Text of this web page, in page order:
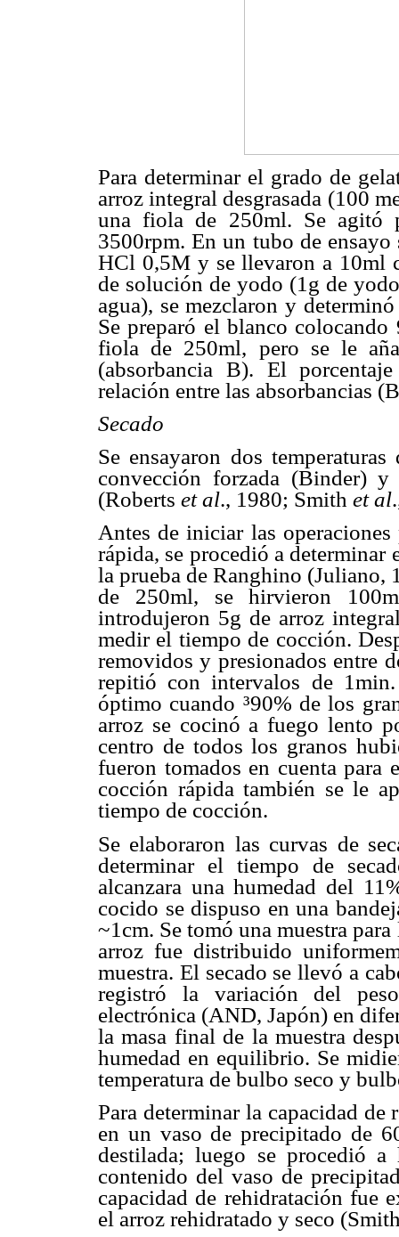
Para determinar el grado de
arroz integral desgrasada (100
una fiola de 250ml. Se
3500rpm. En un tubo de
HCl 0,5M y se llevaron a 10ml
de solución de yodo (1g de
agua), se mezclaron y
Se preparó el blanco
fiola de 250ml, pero se le
(absorbancia B). El
relación entre las absorbancias
Secado
Se ensayaron dos
convección forzada (Binder)
(Roberts et al., 1980; Smith et al
Antes de iniciar las
rápida, se procedió a
la prueba de Ranghino (Juliano,
de 250ml, se hirvieron
introdujeron 5g de arroz
medir el tiempo de cocción.
removidos y presionados entre
repitió con intervalos de
óptimo cuando ³90% de los
arroz se cocinó a fuego lento
centro de todos los granos
fueron tomados en cuenta
cocción rápida también se le
tiempo de cocción.
Se elaboraron las curvas de
determinar el tiempo de
alcanzara una humedad del
cocido se dispuso en una
~1cm. Se tomó una muestra
arroz fue distribuido
muestra. El secado se llevó a
registró la variación del
electrónica (AND, Japón) en
la masa final de la muestra
humedad en equilibrio. Se
temperatura de bulbo seco y
Para determinar la capacidad
en un vaso de precipitado de
destilada; luego se procedió
contenido del vaso de
capacidad de rehidratación fue
el arroz rehidratado y seco